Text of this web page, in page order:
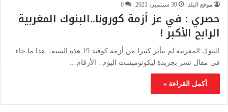
موقع البلد 30 سبتمبر، 2021 0
حصري : في عز أزمة كورونا..البنوك المغربية
الرابح الأكبر !
البنوك المغربية لم تتأثر كثيرا من أزمة كوفيد 19 هذه السنة، هذا ما جاء
في مقال نشر بجريدة ليكونوميست اليوم.. الأرقام…
أكمل القراءة »